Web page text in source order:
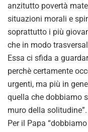
anzitutto povertà
situazioni morali e
soprattutto i più
che in modo
Essa ci sfida a
perchè certamente
urgenti, ma più in
quella che dobbiamo
muro della solitudine”.
Per il Papa